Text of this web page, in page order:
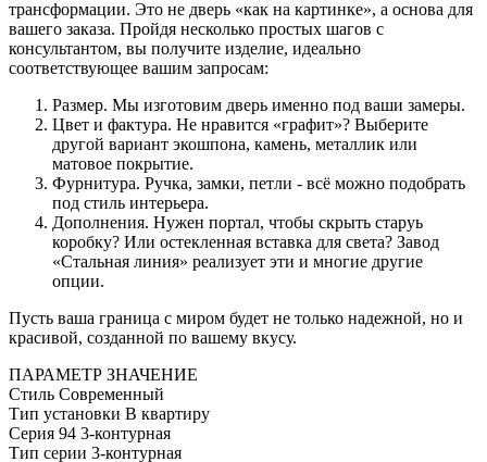
трансформации. Это не дверь «как на картинке», а основа для
вашего заказа. Пройдя несколько простых шагов с
консультантом, вы получите изделие, идеально
соответствующее вашим запросам:
Размер. Мы изготовим дверь именно под ваши замеры.
Цвет и фактура. Не нравится «графит»? Выберите
другой вариант экошпона, камень, металлик или
матовое покрытие.
Фурнитура. Ручка, замки, петли - всё можно подобрать
под стиль интерьера.
Дополнения. Нужен портал, чтобы скрыть старуь
коробку? Или остекленная вставка для света? Завод
«Стальная линия» реализует эти и многие другие
опции.
Пусть ваша граница с миром будет не только надежной, но и
красивой, созданной по вашему вкусу.
ПАРАМЕТР ЗНАЧЕНИЕ
Стиль Современный
Тип установки В квартиру
Серия 94 3-контурная
Тип серии 3-контурная